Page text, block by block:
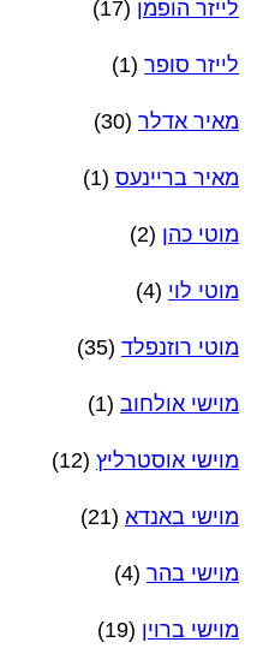
לייזר הופמן (17)
לייזר סופר (1)
מאיר אדלר (30)
מאיר בריינעס (1)
מוטי כהן (2)
מוטי לוי (4)
מוטי רוזנפלד (35)
מוישי אולחוב (1)
מוישי אוסטרליץ (12)
מוישי באנדא (21)
מוישי בהר (4)
מוישי ברוין (19)